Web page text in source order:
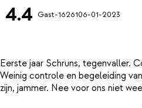
4.4 Gast-1626106-01-2023
Eerste jaar Schruns, tegenvaller.
Weinig controle en begeleiding